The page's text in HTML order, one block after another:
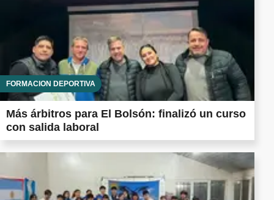
FORMACIÓN DEPORTIVA
Más árbitros para El Bolsón: finalizó un curso
con salida laboral